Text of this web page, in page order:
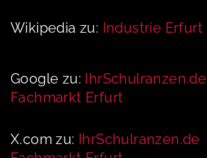
Wikipedia zu: Industrie Erfurt
Google zu: IhrSchulranzen.de
Fachmarkt Erfurt
X.com zu: IhrSchulranzen.de